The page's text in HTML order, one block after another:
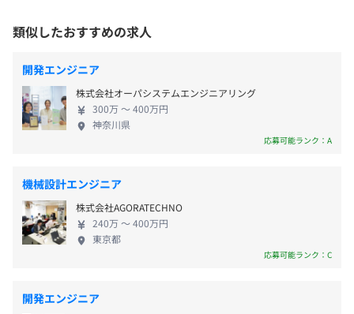
・大手企業向け会計処理（発注処理、社内精算）管理シス
・大型集合住宅向け「宅内電力見える化」システム開発
・大手航空会社向け海外ツアー予約システム（Web）開発
・金融機関向けカード利用者サイト管理システム
（Web）開発
・某ECサイト向け出店業者専用商品管理システム
・某証券会社向け社内持ち株会管理システム（Web）開
発
・某証券会社向けネット証券取引システム（Web）開発
・自治体向けマイナンバー対応グループウェア開発
変更範囲：会社の定める場所（テレワークを行う場所を含
受動喫煙防止措置に関する事項
従業員に対する受動喫煙対策：あり
対策内容：敷地内禁煙
＜本社＞
・JR線「川崎駅」より徒歩5分
・京浜急行線「京急川崎駅」より徒歩2分
・育児休暇
・住宅手当
・退職金
・結婚祝い金
・出産祝い金
・慶弔見舞金、
・加盟健保による保養施設、運動施設等
の役割を明確にし、「 担当機能を1人で」設計から仕
上がりまで受け持つことが 大きな特徴です。チーム
制であっても個人の力量を存分に発揮することがで
きる体制なので、「この機能は自分が最後まで仕上
げた」という達成感を味わうことができます。 弊社
には社員を大切にする社風、若手をプロのIT技術者
として育成する空気があります。チャレンジ精神旺盛
意欲のあるメンバーが多く在籍。異なるプロジェク
トが同フロア内にあり、意見交換や情報共有も活発
に行うメンバーなので、職場にもすぐに馴染めます。
あなたも是非、弊社で技術者としてチャレンジして
みませんか？
類似したおすすめの求人
開発エンジニア
株式会社オーパシステムエンジニアリング
300万 〜 400万円
神奈川県
応募可能ランク：A
機械設計エンジニア
株式会社AGORATECHNO
240万 〜 400万円
東京都
応募可能ランク：C
開発エンジニア